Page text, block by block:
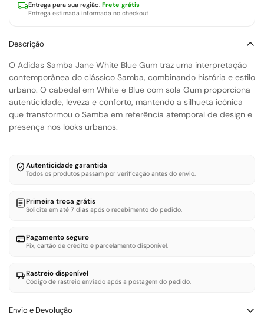
Entrega para sua região: Frete grátis
Entrega estimada informada no checkout
Descrição
O Adidas Samba Jane White Blue Gum traz uma interpretação
contemporânea do clássico Samba, combinando história e estilo
urbano. O cabedal em White e Blue com sola Gum proporciona
autenticidade, leveza e conforto, mantendo a silhueta icônica
que transformou o Samba em referência atemporal de design e
presença nos looks urbanos.
Autenticidade garantida
Todos os produtos passam por verificação antes do envio.
Primeira troca grátis
Solicite em até 7 dias após o recebimento do pedido.
Pagamento seguro
Pix, cartão de crédito e parcelamento disponível.
Rastreio disponível
Código de rastreio enviado após a postagem do pedido.
Envio e Devolução